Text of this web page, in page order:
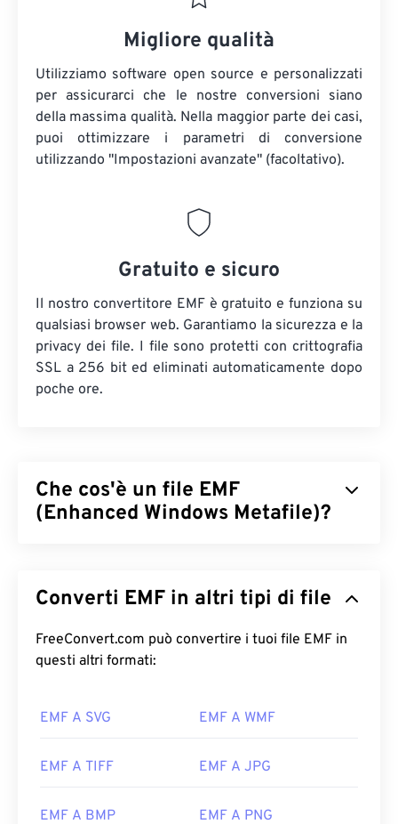
Migliore qualità
Utilizziamo software open source e personalizzati
per assicurarci che le nostre conversioni siano
della massima qualità. Nella maggior parte dei casi,
puoi ottimizzare i parametri di conversione
utilizzando "Impostazioni avanzate" (facoltativo).
Gratuito e sicuro
Il nostro convertitore EMF è gratuito e funziona su
qualsiasi browser web. Garantiamo la sicurezza e la
privacy dei file. I file sono protetti con crittografia
SSL a 256 bit ed eliminati automaticamente dopo
poche ore.
Che cos'è un file EMF
(Enhanced Windows Metafile)?
Metafile Format (WMF). Con una tavolozza di colori
indipendenza dal dispositivo, EMF rappresenta un
miglioramento del formato di file a 16 bit di WMF.
Come aprire un file EMF?
MP, che funziona su tutte le piattaforme. Su
popolare per aprire WMF èCorelDraw Graphics
Converti EMF in altri tipi di file
FreeConvert.com può convertire i tuoi file EMF in
questi altri formati:
EMF A SVG EMF A WMF
EMF A TIFF EMF A JPG
EMF A BMP EMF A PNG